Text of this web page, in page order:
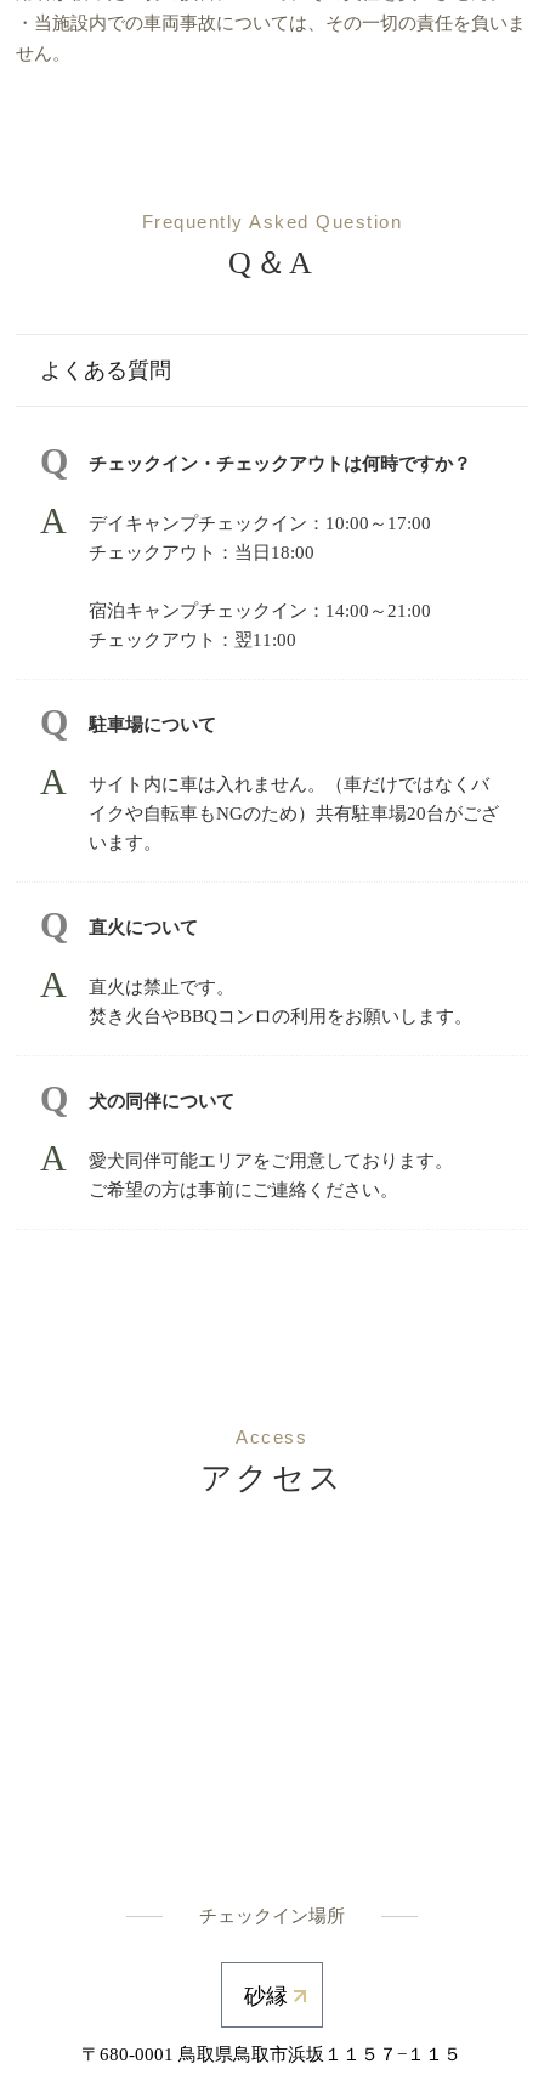
・当施設内での車両事故については、その一切の責任を負いま
せん。
Frequently Asked Question
Q＆A
よくある質問
チェックイン・チェックアウトは何時ですか？
デイキャンプチェックイン：10:00～17:00
チェックアウト：当日18:00
宿泊キャンプチェックイン：14:00～21:00
チェックアウト：翌11:00
駐車場について
サイト内に車は入れません。（車だけではなくバ
イクや自転車もNGのため）共有駐車場20台がござ
います。
直火について
直火は禁止です。
焚き火台やBBQコンロの利用をお願いします。
犬の同伴について
愛犬同伴可能エリアをご用意しております。
ご希望の方は事前にご連絡ください。
Access
アクセス
チェックイン場所
砂縁
〒680-0001 鳥取県鳥取市浜坂１１５７−１１５